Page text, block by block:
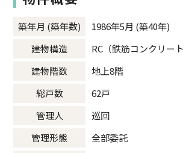
築年月 (築年数)
1986年5月 (築40年)
建物構造
RC（鉄筋コンクリート
建物階数
地上8階
総戸数
62戸
管理人
巡回
管理形態
全部委託